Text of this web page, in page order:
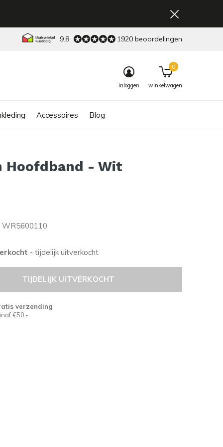
Accessoires Blog
inloggen winkelwagen
0
9.8 1920 beoordelingen
Hoofdband - Wit
WR5600110
- tijdelijk uitverkocht
TIJDELIJK UITVERKOCHT
verzending
€50,-